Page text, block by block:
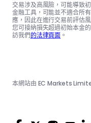
交易涉及高風險，可能導致
金融工具，可能並不適合所
應，因此在進行交易前評估
您可接納損失超過初始本金
訪我們的法律頁面 。
本網站由 EC Markets